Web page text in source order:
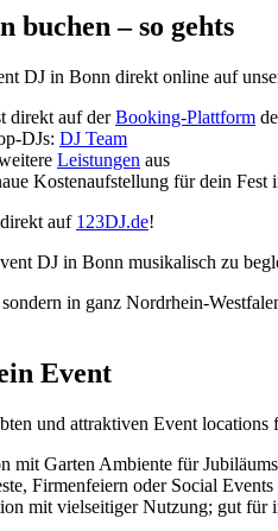
buchen – so gehts
DJ in Bonn direkt online auf
direkt auf derBooking-Plattform
DJs: DJ Team
Leistungen aus
Kostenaufstellung für dein Fest
auf 123DJ.de!
DJ in Bonn musikalisch zu
in ganz Nordrhein-
Event
und attraktiven Event
mit Garten Ambiente für
Firmenfeiern oder Social
mit vielseitiger Nutzung; gut für